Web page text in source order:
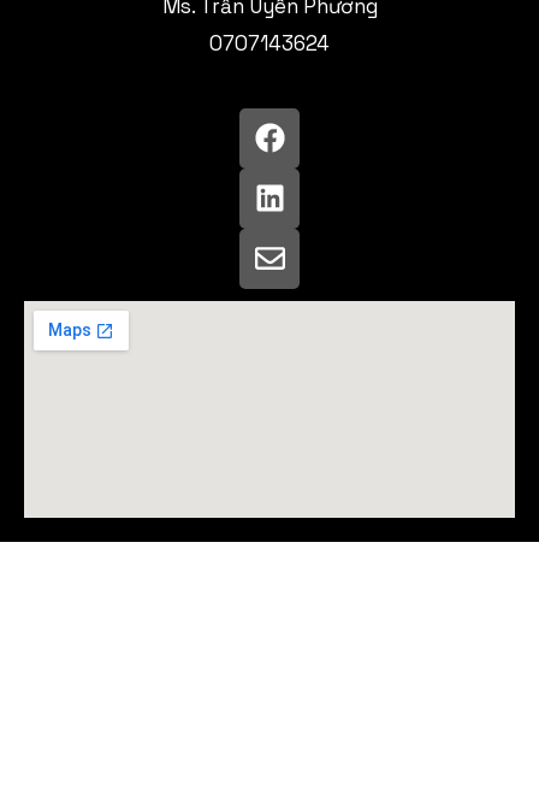
Ms. Trần Uyên Phương
0707143624